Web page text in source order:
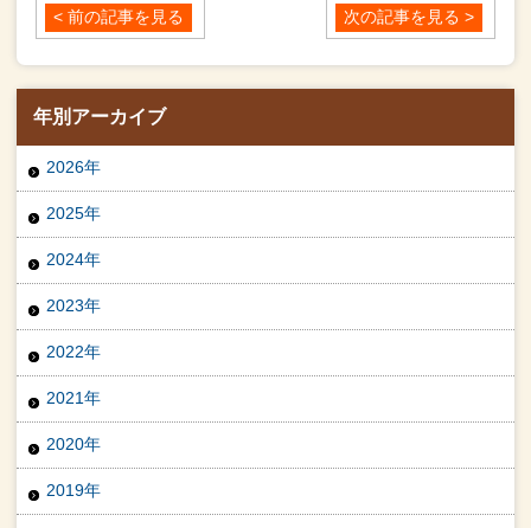
< 前の記事を見る 次の記事を見る >
年別アーカイブ
2026年
2025年
2024年
2023年
2022年
2021年
2020年
2019年